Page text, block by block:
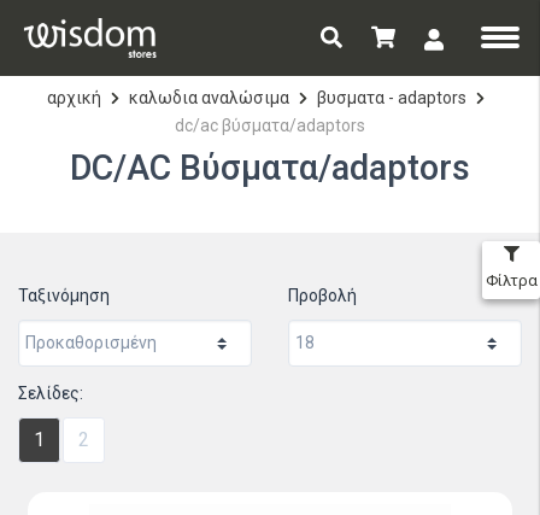
αρχική καλωδια αναλώσιμα
βυσματα - adaptors
dc/ac βύσματα/adaptors
DC/AC Βύσματα/adaptors
Ταξινόμηση Προβολή
Σελίδες:
1 2
Φίλτρα